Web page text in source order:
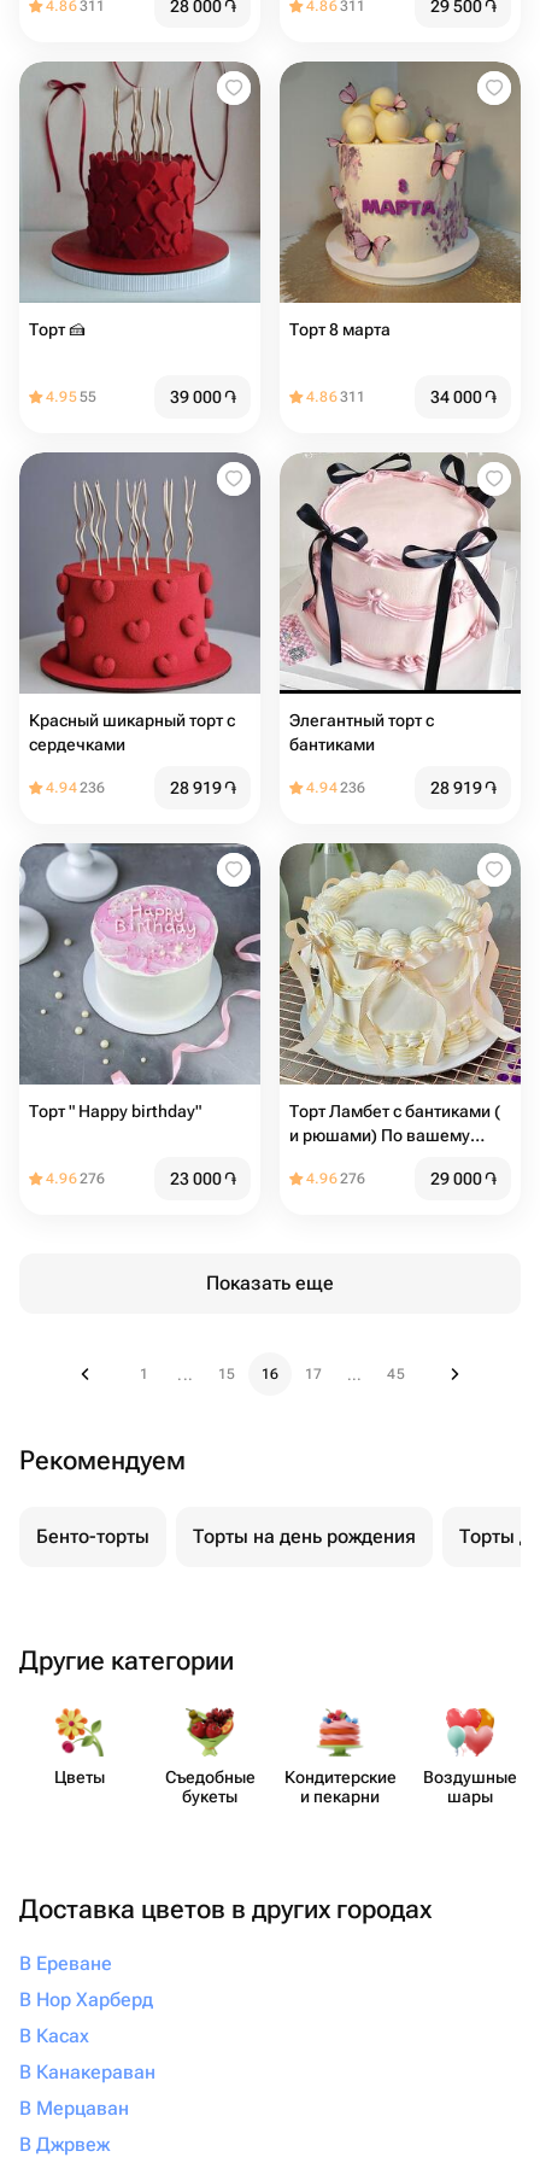
4.86311 28 000֏ 4.86311 29 500֏
Торт 🍰️️
4.9555 39 000֏
Торт 8 марта
4.86311 34 000֏
Красный шикарный торт с
сердечками
4.94236 28 919֏
Элегантный торт с
бантиками
4.94236 28 919֏
Торт " Happy birthday"
4.96276 23 000֏
Торт Ламбет с бантиками (
и рюшами) По вашему
надпись
4.96276 29 000֏
Показать еще
1 ... 15 16 17 ... 45
Рекомендуем
Бенто-торты Торты на день рождения Торты
Другие категории
Цветы
Съедобные
букеты
Кондит​ерские
и пекарни
Воздушные
шары
Доставка цветов в других городах
В Ереване
В Нор Харберд
В Касах
В Канакераван
В Мерцаван
В Джрвеж